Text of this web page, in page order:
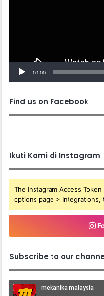
00:00
Find us on Facebook
Ikuti Kami di Instagram
The Instagram Access
options page > Integrations,
Subscribe to our